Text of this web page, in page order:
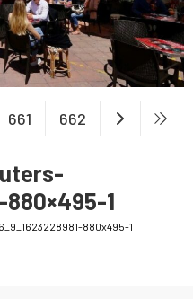
661 662
880×495-1
880x495-1